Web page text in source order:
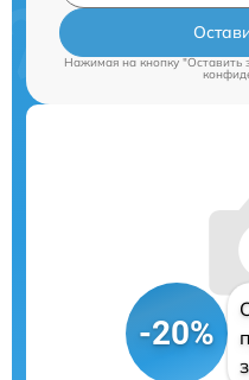
Нажимая на кнопку "Оставить
-20%